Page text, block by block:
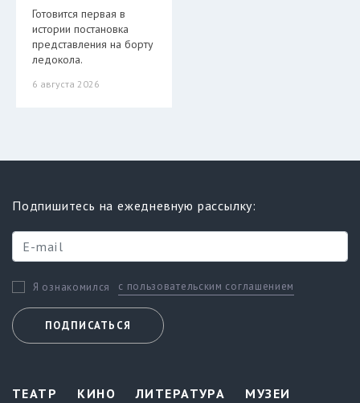
Готовится первая в
истории постановка
представления на борту
ледокола.
6 августа 2026
Подпишитесь на ежедневную рассылку:
Я ознакомился с пользовательским соглашением
ПОДПИСАТЬСЯ
ТЕАТР КИНО ЛИТЕРАТУРА
МУЗЕИ